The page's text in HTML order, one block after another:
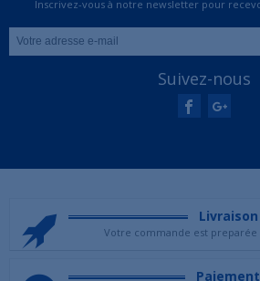
Inscrivez-vous à notre newsletter pour
Suivez-nous
Livraison
Votre commande est
Paiement